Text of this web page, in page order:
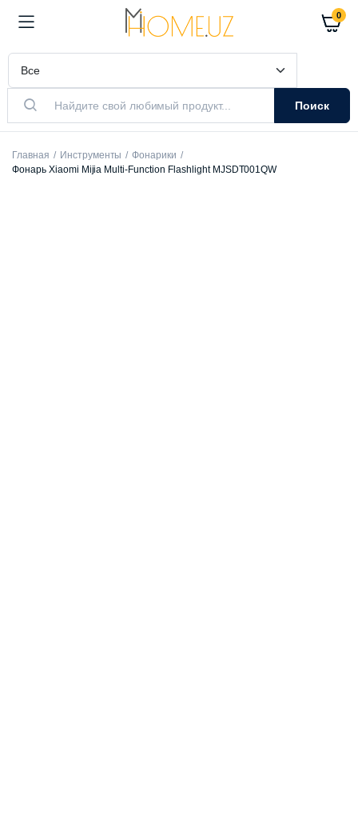
0
Поиск
Главная Инструменты
Фонарики
Фонарь Xiaomi Mijia Multi-Function Flashlight MJSDT001QW